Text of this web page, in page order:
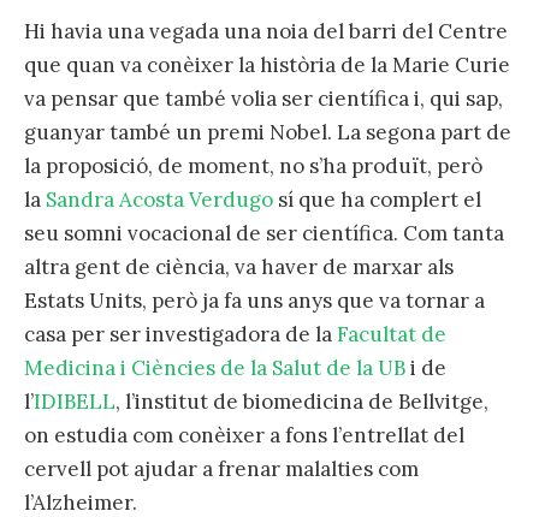
Hi havia una vegada una noia del barri del Centre
que quan va conèixer la història de la Marie Curie
va pensar que també volia ser científica i, qui sap,
guanyar també un premi Nobel. La segona part de
la proposició, de moment, no s’ha produït, però
la Sandra Acosta Verdugo sí que ha complert el
seu somni vocacional de ser científica. Com tanta
altra gent de ciència, va haver de marxar als
Estats Units, però ja fa uns anys que va tornar a
casa per ser investigadora de laFacultat de
Medicina i Ciències de la Salut de la UBi de
l’IDIBELL, l’institut de biomedicina de Bellvitge,
on estudia com conèixer a fons l’entrellat del
cervell pot ajudar a frenar malalties com
l’Alzheimer.